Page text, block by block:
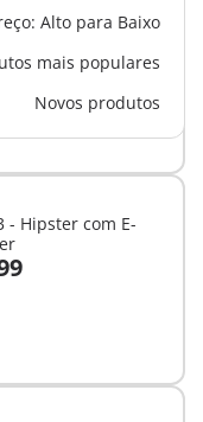
Alto para Baixo
mais populares
Novos produtos
- Menino com kart
carrinho
- Hipster com E-